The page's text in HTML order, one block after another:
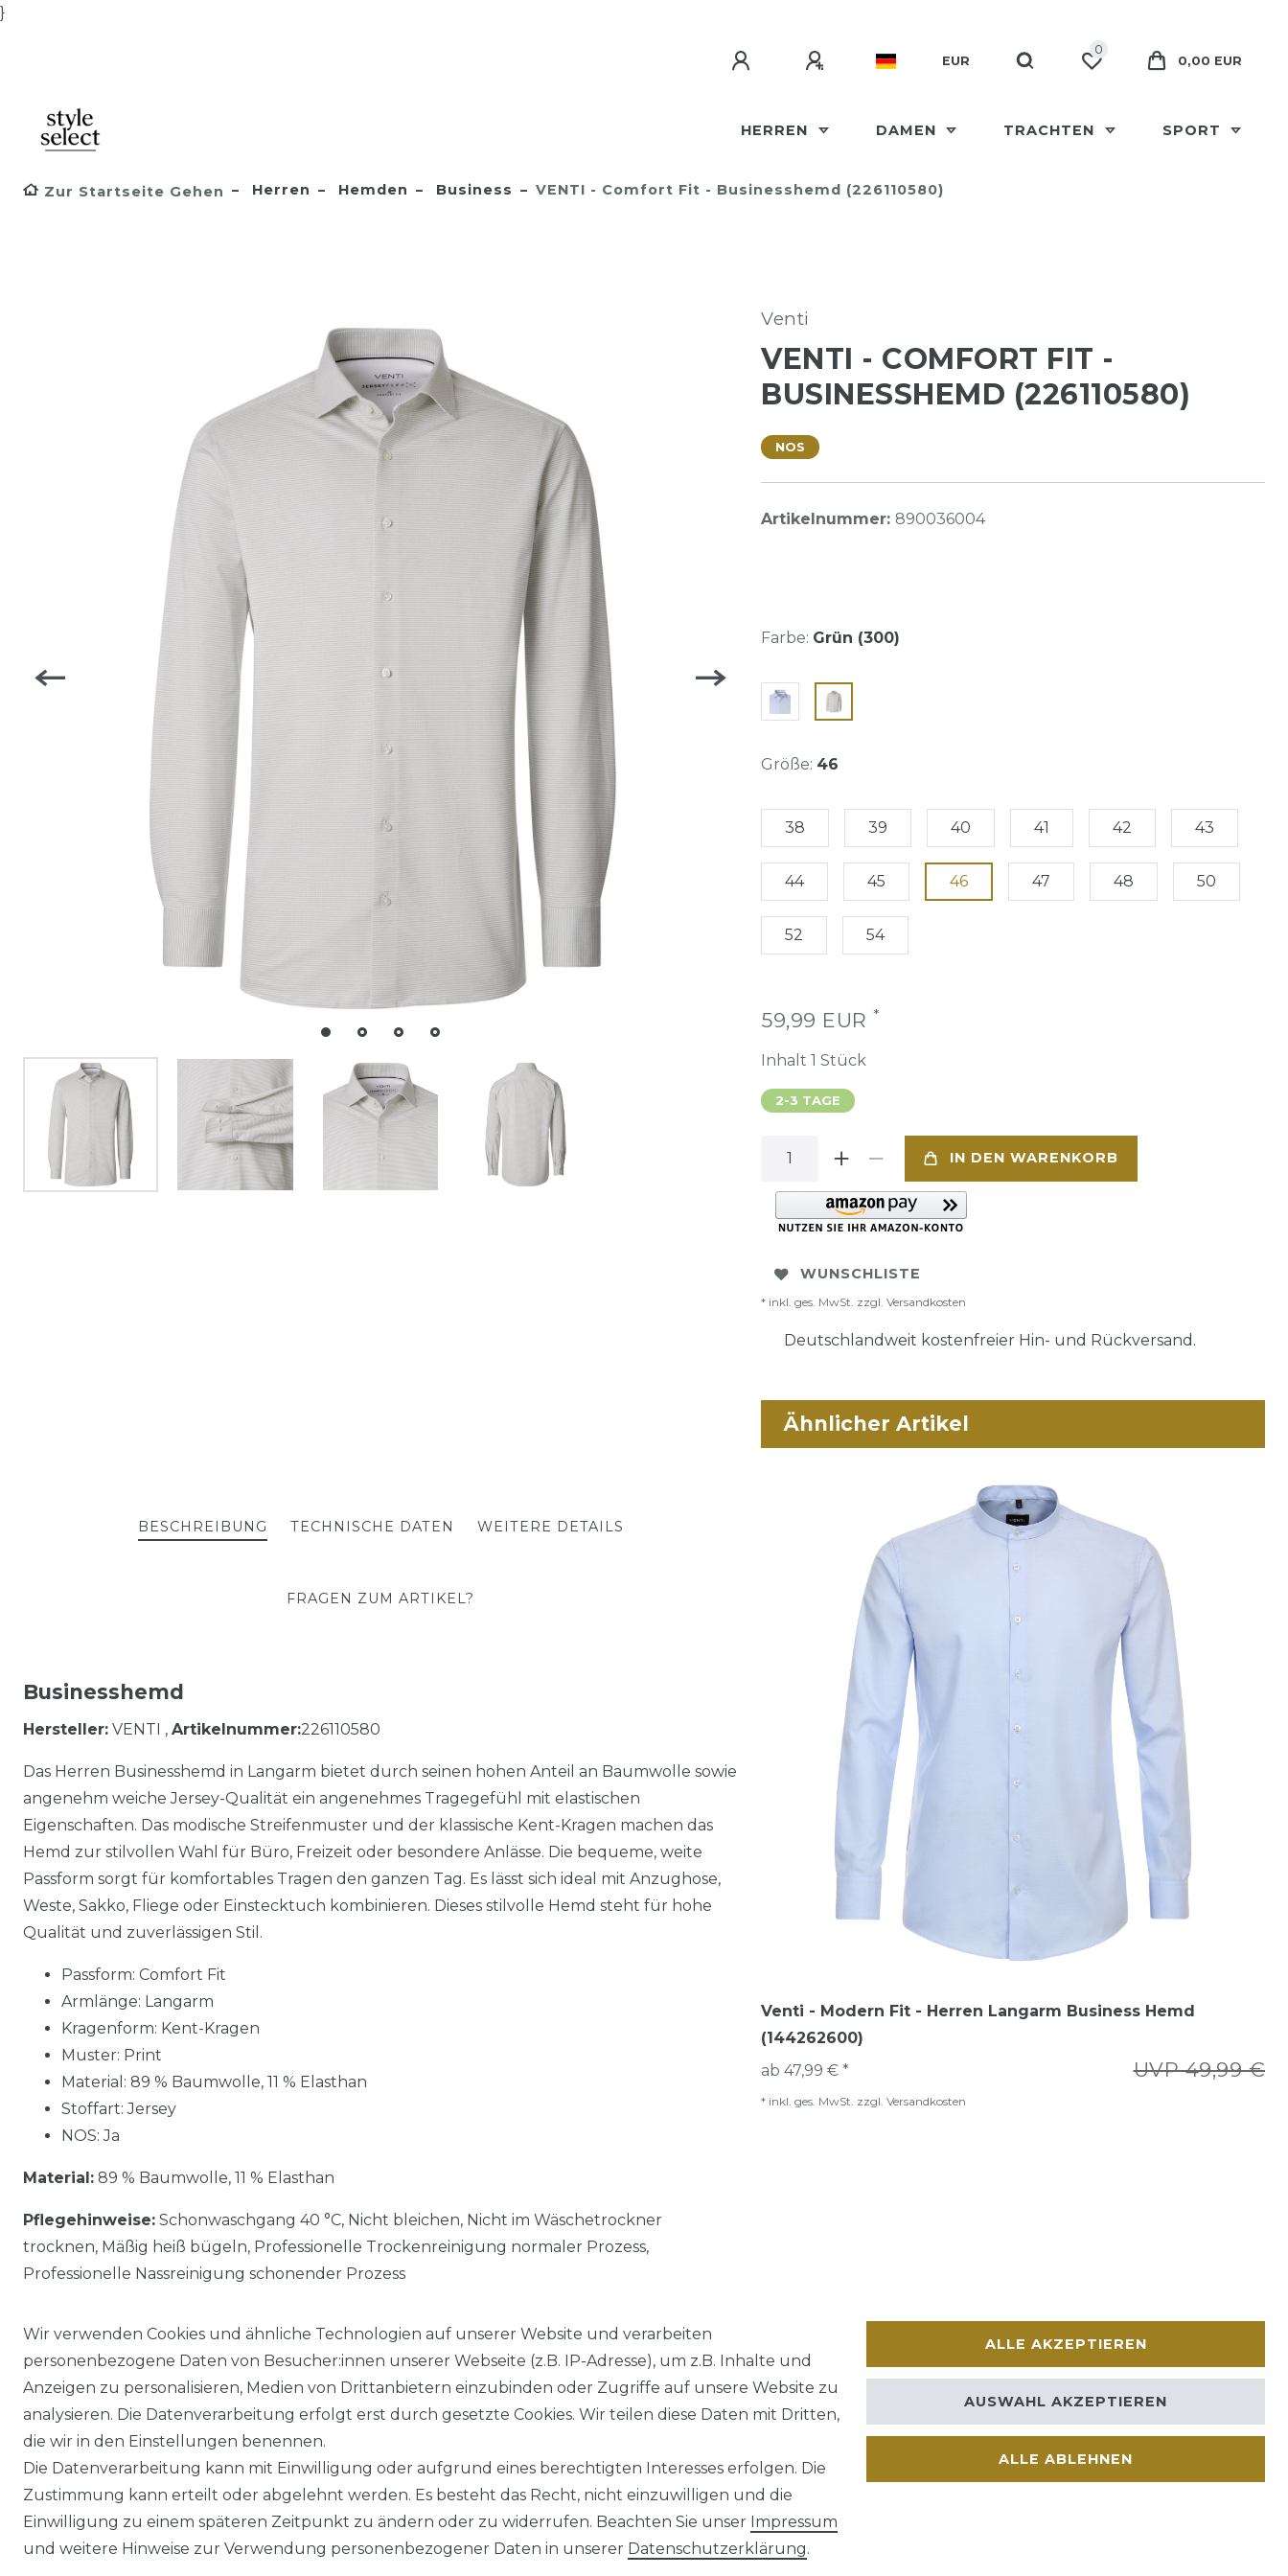
}
EUR
0
0,00 EUR
HERREN DAMEN TRACHTEN SPORT
Zur Startseite Gehen Herren Hemden Business VENTI - Comfort Fit - Businesshemd (226110580)
Venti
VENTI - COMFORT FIT -
BUSINESSHEMD (226110580)
NOS
Artikelnummer: 890036004
Farbe: Grün (300)
Größe: 46
38 39 40 41 42 43
44 45 46 47 48 50
52 54
59,99 EUR *
Inhalt 1 Stück
2-3 TAGE
IN DEN WARENKORB
WUNSCHLISTE
* inkl. ges. MwSt. zzgl. Versandkosten
Deutschlandweit kostenfreier Hin- und Rückversand.
BESCHREIBUNG TECHNISCHE DATEN WEITERE DETAILS
FRAGEN ZUM ARTIKEL?
Businesshemd
Hersteller: VENTI , Artikelnummer:226110580
Das Herren Businesshemd in Langarm bietet durch seinen hohen Anteil an Baumwolle sowie
angenehm weiche Jersey-Qualität ein angenehmes Tragegefühl mit elastischen
Eigenschaften. Das modische Streifenmuster und der klassische Kent-Kragen machen das
Hemd zur stilvollen Wahl für Büro, Freizeit oder besondere Anlässe. Die bequeme, weite
Passform sorgt für komfortables Tragen den ganzen Tag. Es lässt sich ideal mit Anzughose,
Weste, Sakko, Fliege oder Einstecktuch kombinieren. Dieses stilvolle Hemd steht für hohe
Qualität und zuverlässigen Stil.
Passform: Comfort Fit
Armlänge: Langarm
Kragenform: Kent-Kragen
Muster: Print
Material: 89 % Baumwolle, 11 % Elasthan
Stoffart: Jersey
NOS: Ja
Material: 89 % Baumwolle, 11 % Elasthan
Pflegehinweise: Schonwaschgang 40 °C, Nicht bleichen, Nicht im Wäschetrockner
trocknen, Mäßig heiß bügeln, Professionelle Trockenreinigung normaler Prozess,
Professionelle Nassreinigung schonender Prozess
Ähnlicher Artikel
Venti - Modern Fit - Herren Langarm Business Hemd
(144262600)
UVP 49,99 €
ab 47,99 € *
* inkl. ges. MwSt. zzgl. Versandkosten
Impressum Daten­schutz­erklärung AGB Barrierefreiheitserklärung Widerrufs­recht
Wir verwenden Cookies und ähnliche Technologien auf unserer Website und verarbeiten
personenbezogene Daten von Besucher:innen unserer Webseite (z.B. IP-Adresse), um z.B. Inhalte und
Anzeigen zu personalisieren, Medien von Drittanbietern einzubinden oder Zugriffe auf unsere Website zu
analysieren. Die Datenverarbeitung erfolgt erst durch gesetzte Cookies. Wir teilen diese Daten mit Dritten,
die wir in den Einstellungen benennen.
Die Datenverarbeitung kann mit Einwilligung oder aufgrund eines berechtigten Interesses erfolgen. Die
Zustimmung kann erteilt oder abgelehnt werden. Es besteht das Recht, nicht einzuwilligen und die
Einwilligung zu einem späteren Zeitpunkt zu ändern oder zu widerrufen. Beachten Sie unser Impressum
und weitere Hinweise zur Verwendung personenbezogener Daten in unserer Daten­schutz­erklärung.
ALLE AKZEPTIEREN
ALLE ABLEHNEN
AUSWAHL AKZEPTIEREN